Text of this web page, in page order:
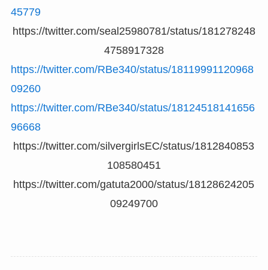
45779
https://twitter.com/seal25980781/status/181278248
4758917328
https://twitter.com/RBe340/status/18119991120968
09260
https://twitter.com/RBe340/status/18124518141656
96668
https://twitter.com/silvergirlsEC/status/1812840853
108580451
https://twitter.com/gatuta2000/status/18128624205
09249700